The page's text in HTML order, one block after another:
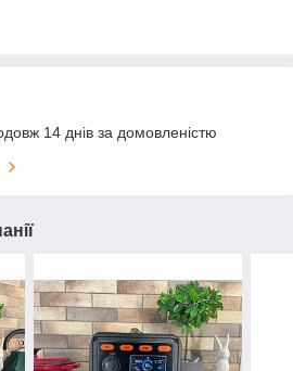
14 днів за домовленістю